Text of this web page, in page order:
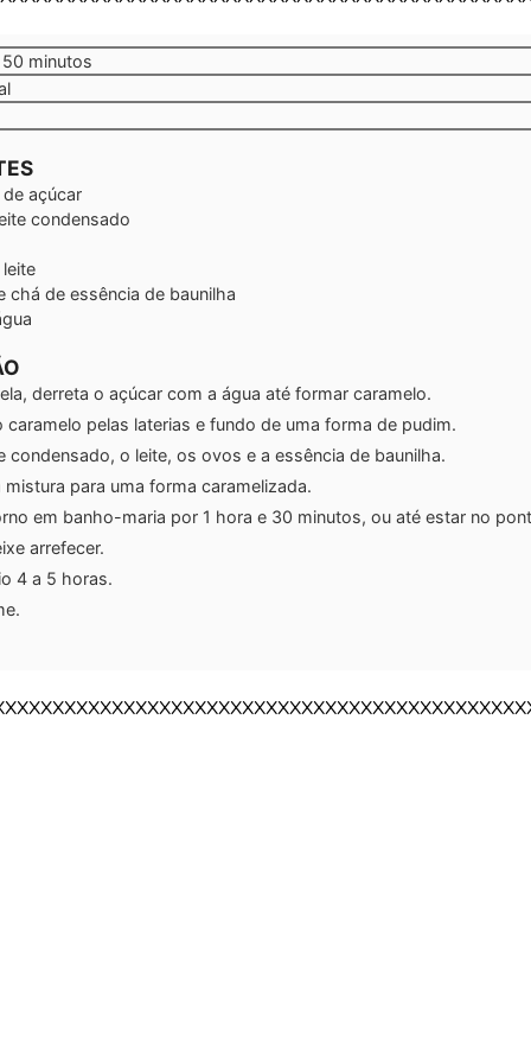
50 minutos
minutos
de açúcar
condensado
chá de essência de baunilha
derreta o açúcar com a água até formar caramelo.
caramelo pelas laterias e fundo de uma forma de pudim.
condensado, o leite, os ovos e a essência de baunilha.
mistura para uma forma caramelizada.
em banho-maria por 1 hora e 30 minutos, ou até estar no
arrefecer.
4 a 5 horas.